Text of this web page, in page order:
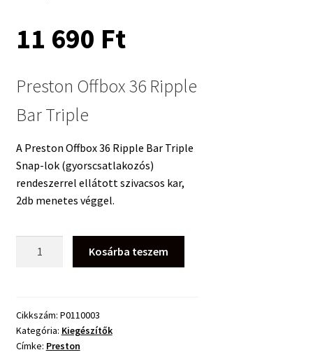
11 690 Ft
Preston Offbox 36 Ripple
Bar Triple
A Preston Offbox 36 Ripple Bar Triple
Snap-lok (gyorscsatlakozós)
rendeszerrel ellátott szivacsos kar,
2db menetes véggel.
Bar
Triple
mennyiség
Kosárba teszem
Cikkszám: P0110003
Kategória: Kiegészítők
Címke: Preston